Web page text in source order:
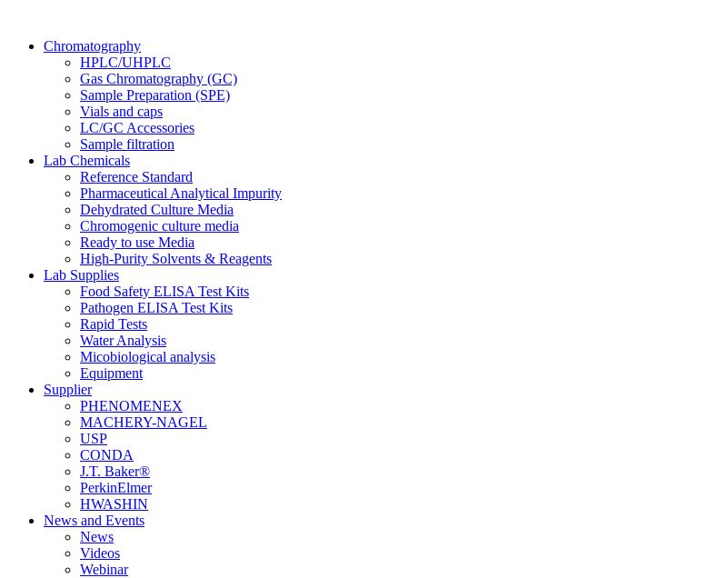
Chromatography
HPLC/UHPLC
Gas Chromatography (GC)
Sample Preparation (SPE)
Vials and caps
LC/GC Accessories
Sample filtration
Lab Chemicals
Reference Standard
Pharmaceutical Analytical Impurity
Dehydrated Culture Media
Chromogenic culture media
Ready to use Media
High-Purity Solvents & Reagents
Lab Supplies
Food Safety ELISA Test Kits
Pathogen ELISA Test Kits
Rapid Tests
Water Analysis
Micobiological analysis
Equipment
Supplier
PHENOMENEX
MACHERY-NAGEL
USP
CONDA
J.T. Baker®
PerkinElmer
HWASHIN
News and Events
News
Videos
Webinar